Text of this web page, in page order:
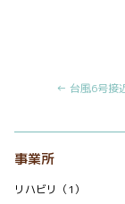
← 台風6号接
事業所
リハビリ（1）